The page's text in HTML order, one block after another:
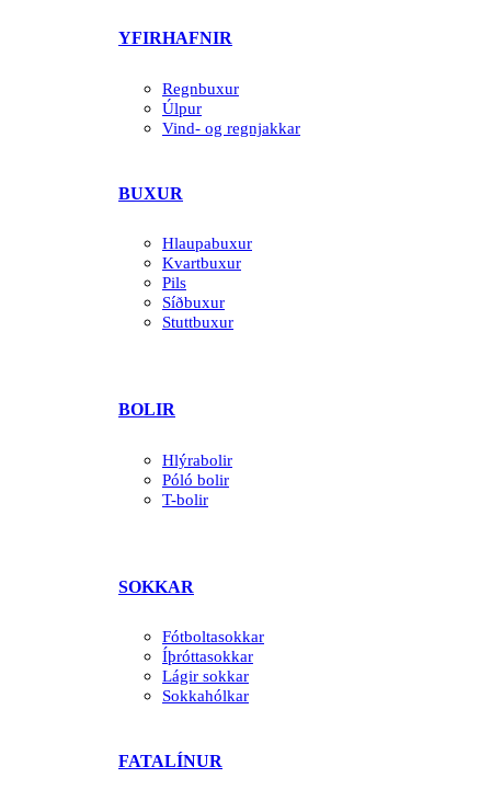
YFIRHAFNIR
Regnbuxur
Úlpur
Vind- og regnjakkar
BUXUR
Hlaupabuxur
Kvartbuxur
Pils
Síðbuxur
Stuttbuxur
BOLIR
Hlýrabolir
Póló bolir
T-bolir
SOKKAR
Fótboltasokkar
Íþróttasokkar
Lágir sokkar
Sokkahólkar
FATALÍNUR